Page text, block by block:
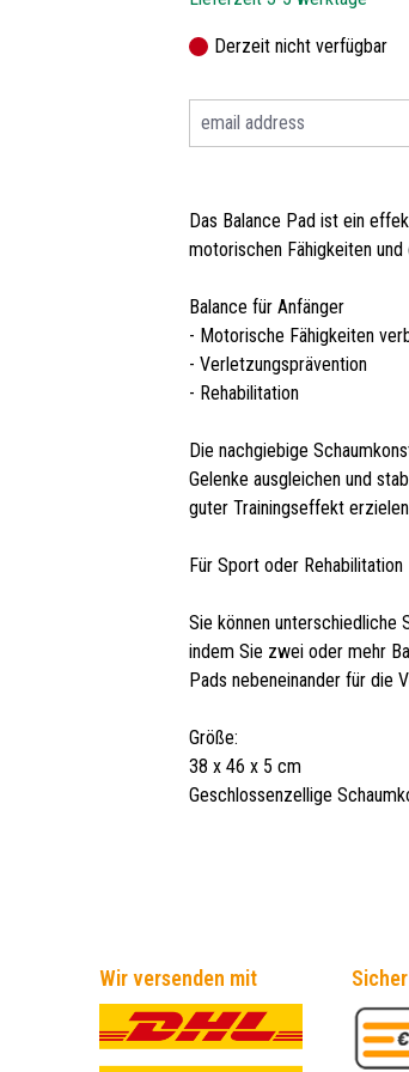
Derzeit nicht verfügbar
Das Balance Pad ist ein
motorischen Fähigkeiten
Balance für Anfänger
- Motorische Fähigkeiten
- Verletzungsprävention
- Rehabilitation
Die nachgiebige
Gelenke ausgleichen und
guter Trainingseffekt
Für Sport oder Rehabilitation
Sie können unterschiedliche
indem Sie zwei oder mehr
Pads nebeneinander für die
Größe:
38 x 46 x 5 cm
Geschlossenzellige
Wir versenden mit